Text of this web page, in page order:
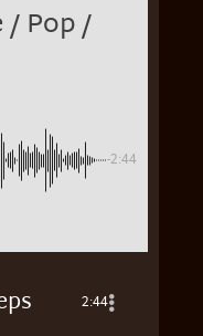
/ Pop /
-2:44
2:44